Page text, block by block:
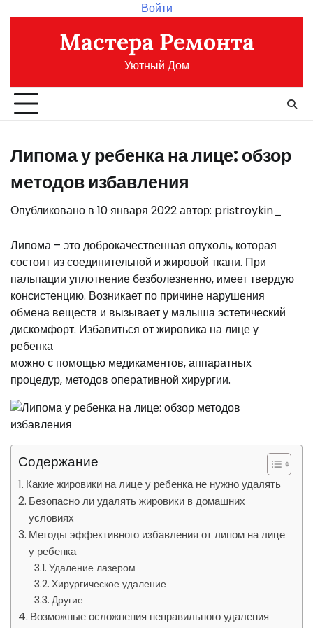
содержимому
Войти
Мастера Ремонта
Уютный Дом
Липома у ребенка на лице: обзор
методов избавления
Опубликовано в 10 января 2022автор: pristroykin_
Липома – это доброкачественная опухоль, которая
состоит из соединительной и жировой ткани. При
пальпации уплотнение безболезненно, имеет твердую
консистенцию. Возникает по причине нарушения
обмена веществ и вызывает у малыша эстетический
дискомфорт. Избавиться от жировика на лице у
ребенка
можно с помощью медикаментов, аппаратных
процедур, методов оперативной хирургии.
Содержание
Какие жировики на лице у ребенка не нужно удалять
Безопасно ли удалять жировики в домашних
условиях
Методы эффективного избавления от липом на лице
у ребенка
Удаление лазером
Хирургическое удаление
Другие
Возможные осложнения неправильного удаления